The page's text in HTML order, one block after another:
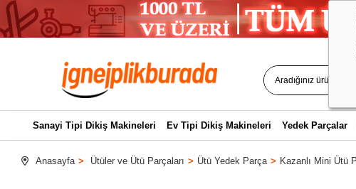
Sanayi Tipi Dikiş Makineleri Ev Tipi Dikiş Makineleri Yedek Parçalar
Anasayfa Ütüler ve Ütü Parçaları Ütü Yedek Parça Kazanlı Mini Ütü